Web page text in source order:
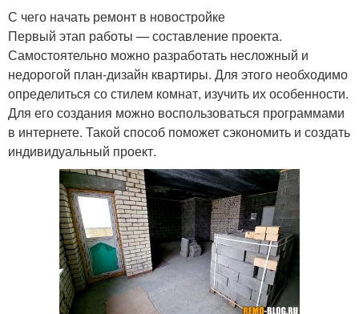
С чего начать ремонт в новостройке
Первый этап работы — составление проекта.
Самостоятельно можно разработать несложный и
недорогой план-дизайн квартиры. Для этого необходимо
определиться со стилем комнат, изучить их особенности.
Для его создания можно воспользоваться программами
в интернете. Такой способ поможет сэкономить и создать
индивидуальный проект.